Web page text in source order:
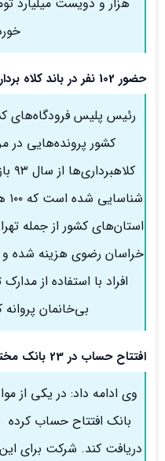
حضور 102 نفر در باند کلاه برداری با چک برگشتی
رئیس پلیس فرودگاه‌های
کشور پرونده‌هایی در
استان‌های کشور از جمله
خراسان رضوی هزینه شده و
افراد با استفاده از
بی‌خانمان
افتتاح حساب در 23 بانک مختلف و دریافت 2300 برگه چک
دریافت کند. شرکت‌ برای